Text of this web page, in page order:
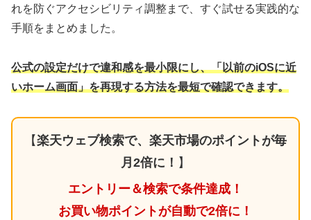
れを防ぐアクセシビリティ調整まで、すぐ試せる実践的な
手順をまとめました。
公式の設定だけで違和感を最小限にし、「以前のiOSに近
いホーム画面」を再現する方法を最短で確認できます。
【楽天ウェブ検索で、楽天市場のポイントが毎
月2倍に！ 】
エントリー＆検索で条件達成！
お買い物ポイントが自動で2倍に！